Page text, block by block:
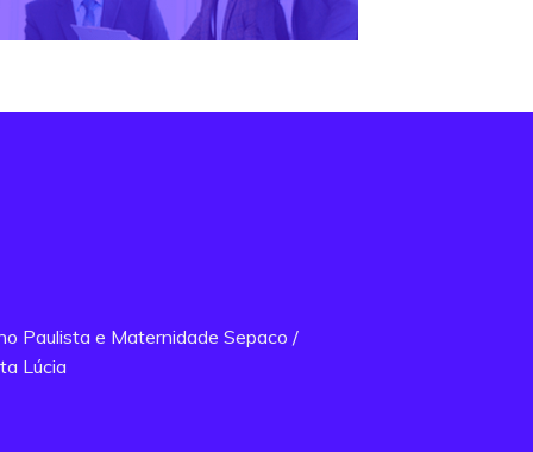
Paulista e Maternidade Sepaco /
Lúcia